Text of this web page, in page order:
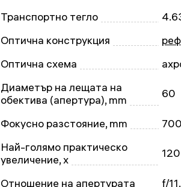
Транспортно тегло
Оптична конструкция
Оптична схема
Диаметър на лещата на
обектива (апертура), mm
60
Фокусно разстояние, mm
700
Най-голямо практическо
увеличение, x
120
Отношение на апертурата f/